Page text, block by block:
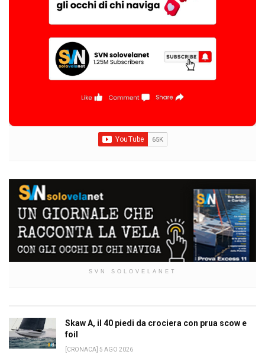
SVN SOLOVELANET
Skaw A, il 40 piedi da crociera con prua scow e
foil
[CRONACA] 5 AGO 2026